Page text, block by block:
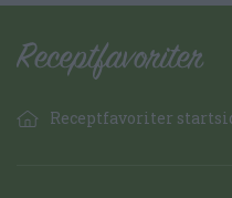
Receptfavoriter